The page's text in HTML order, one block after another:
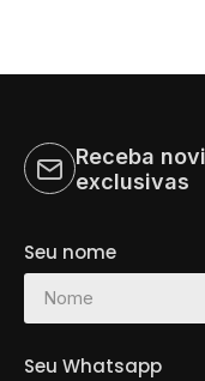
Receba
exclusivas
Seu nome
Seu Whatsapp